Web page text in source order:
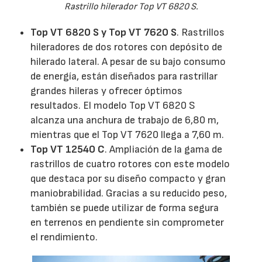
Rastrillo hilerador Top VT 6820 S.
Top VT 6820 S y Top VT 7620 S. Rastrillos
hileradores de dos rotores con depósito de
hilerado lateral. A pesar de su bajo consumo
de energía, están diseñados para rastrillar
grandes hileras y ofrecer óptimos
resultados. El modelo Top VT 6820 S
alcanza una anchura de trabajo de 6,80 m,
mientras que el Top VT 7620 llega a 7,60 m.
Top VT 12540 C. Ampliación de la gama de
rastrillos de cuatro rotores con este modelo
que destaca por su diseño compacto y gran
maniobrabilidad. Gracias a su reducido peso,
también se puede utilizar de forma segura
en terrenos en pendiente sin comprometer
el rendimiento.